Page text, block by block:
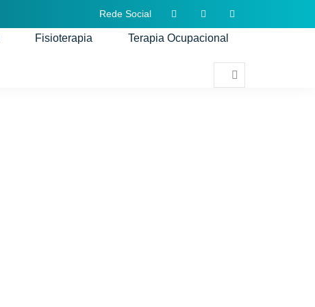
Rede Social
Fisioterapia Terapia Ocupacional